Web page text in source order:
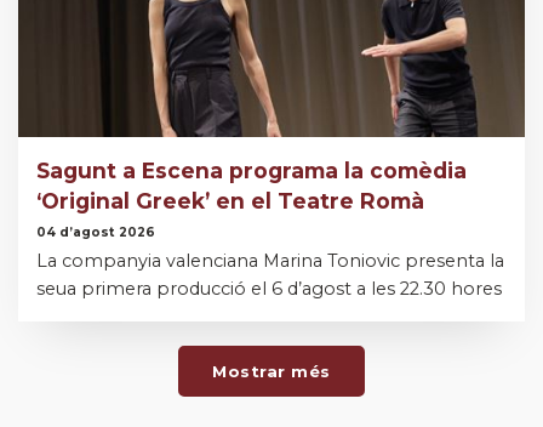
Sagunt a Escena programa la comèdia
‘Original Greek’ en el Teatre Romà
04 d’agost 2026
La companyia valenciana Marina Toniovic presenta la
seua primera producció el 6 d’agost a les 22.30 hores
Mostrar més